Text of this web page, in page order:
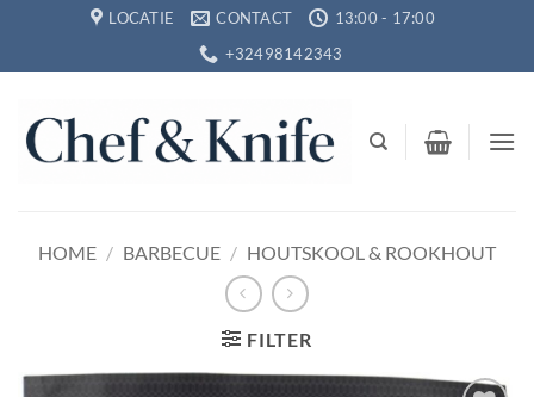
inhoud
LOCATIE CONTACT
13:00 - 17:00
+32498142343
HOME / BARBECUE / HOUTSKOOL & ROOKHOUT
FILTER